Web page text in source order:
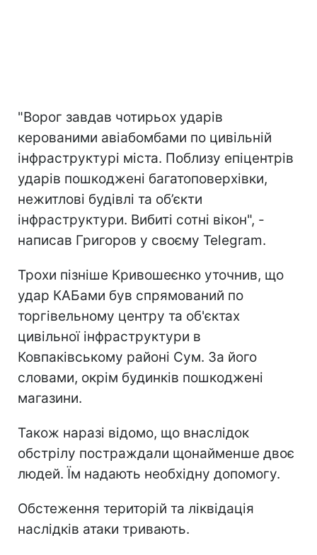
"Ворог завдав чотирьох ударів
керованими авіабомбами по цивільній
інфраструктурі міста. Поблизу епіцентрів
ударів пошкоджені багатоповерхівки,
нежитлові будівлі та об’єкти
інфраструктури. Вибиті сотні вікон", -
написав Григоров у своєму Telegram.
Трохи пізніше Кривошеєнко уточнив, що
удар КАБами був спрямований по
торгівельному центру та об'єктах
цивільної інфраструктури в
Ковпаківському районі Сум. За його
словами, окрім будинків пошкоджені
магазини.
Також наразі відомо, що внаслідок
обстрілу постраждали щонайменше двоє
людей. Їм надають необхідну допомогу.
Обстеження територій та ліквідація
наслідків атаки тривають.